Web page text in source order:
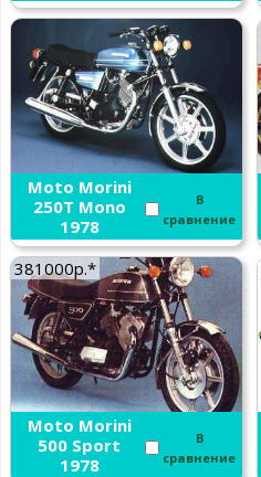
Moto Morini
250T Mono
1978
В
сравнение
381000р.*
Moto Morini
500 Sport
1978
В
сравнение